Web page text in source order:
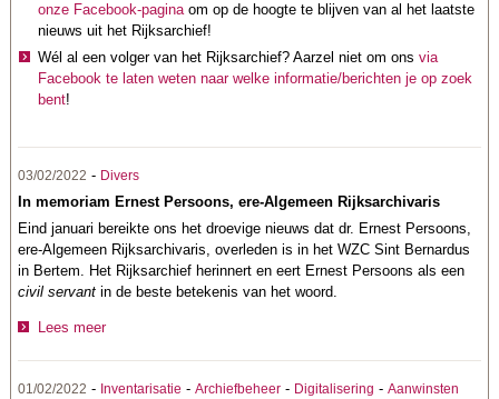
onze Facebook-paginaom op de hoogte te blijven van al het laatste
nieuws uit het Rijksarchief!
Wél al een volger van het Rijksarchief? Aarzel niet om ons via
Facebook te laten weten naar welke informatie/berichten je op zoek
bent!
03/02/2022 - Divers
In memoriam Ernest Persoons, ere-Algemeen Rijksarchivaris
Eind januari bereikte ons het droevige nieuws dat dr. Ernest Persoons,
ere-Algemeen Rijksarchivaris, overleden is in het WZC Sint Bernardus
in Bertem. Het Rijksarchief herinnert en eert Ernest Persoons als een
civil servant in de beste betekenis van het woord.
Lees meer
01/02/2022 - Inventarisatie -Archiefbeheer - Digitalisering -Aanwinsten